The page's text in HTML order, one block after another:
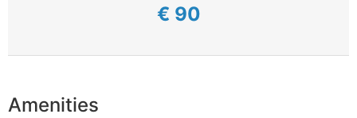
€ 90
Amenities